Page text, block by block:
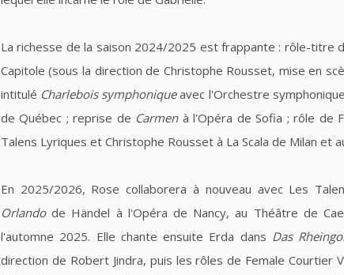
La richesse de la saison 2024/2025 est frappante : rôle-titre
Capitole (sous la direction de Christophe Rousset, mise en
intitulé Charlebois symphoniqueavec l'Orchestre
de Québec ; reprise de Carmenà l'Opéra de Sofia ; rôle de
Talens Lyriques et Christophe Rousset à La Scala de Milan et
En 2025/2026, Rose collaborera à nouveau avec Les
Orlandode Händel à l'Opéra de Nancy, au Théâtre de
l'automne 2025. Elle chante ensuite Erda dans Das
direction de Robert Jindra, puis les rôles de Female Courtier